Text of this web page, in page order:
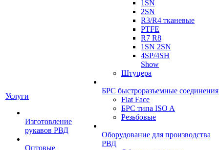
Услуги
Изготовление
рукавов РВД
Оптовые
1SN
2SN
R3/R4 тканевые
PTFE
R7 R8
1SN 2SN
4SP/4SH
Show
Штуцера
БРС быстроразъемные соединения
Flat Face
БРС типа ISO A
Резьбовые
Оборудование для производства
РВД